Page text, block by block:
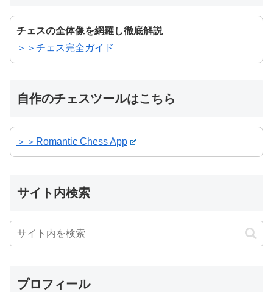
チェスの全体像を網羅し徹底解説
＞＞チェス完全ガイド
自作のチェスツールはこちら
＞＞Romantic Chess App
サイト内検索
プロフィール